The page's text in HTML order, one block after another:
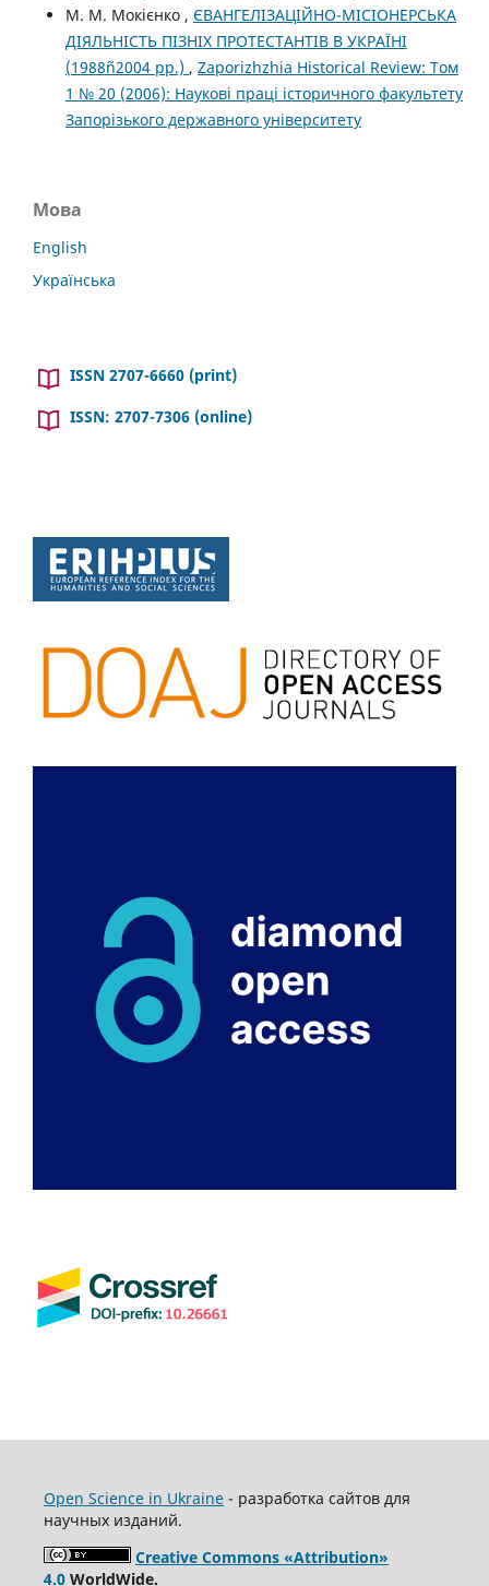
М. М. Мокієнко , ЄВАНГЕЛІЗАЦІЙНО-МІСІОНЕРСЬКА
ДІЯЛЬНІСТЬ ПІЗНІХ ПРОТЕСТАНТІВ В УКРАЇНІ
(1988ñ2004 рр.) , Zaporizhzhia Historical Review: Том
1 № 20 (2006): Наукові праці історичного факультету
Запорізького державного університету
Мова
English
Українська
ISSN 2707-6660 (print)
ISSN: 2707-7306 (online)
Open Science in Ukraine- разработка сайтов для
научных изданий.
Creative Commons «Attribution»
4.0WorldWide.